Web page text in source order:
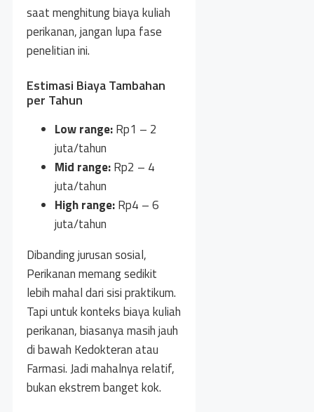
saat menghitung biaya kuliah
perikanan, jangan lupa fase
penelitian ini.
Estimasi Biaya Tambahan
per Tahun
Low range:Rp1 – 2
juta/tahun
Mid range:Rp2 – 4
juta/tahun
High range:Rp4 – 6
juta/tahun
Dibanding jurusan sosial,
Perikanan memang sedikit
lebih mahal dari sisi praktikum.
Tapi untuk konteks biaya kuliah
perikanan, biasanya masih jauh
di bawah Kedokteran atau
Farmasi. Jadi mahalnya relatif,
bukan ekstrem banget kok.